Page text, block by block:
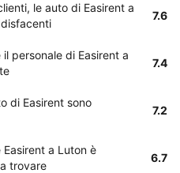
le auto di Easirent a
7.6
personale di Easirent a
7.4
di Easirent sono
7.2
a Luton è
trovare
6.7